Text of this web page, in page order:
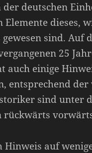
deutschen
dieses,
sind. Auf
25
auch einige
entsprechend
sind unter
rückwärts
Hinweis auf